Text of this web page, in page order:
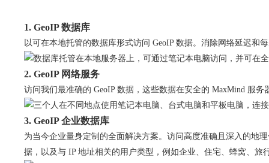
1. GeoIP 数据库
以可在本地托管的数据库形式访问 GeoIP 数据。消除网络延迟
2. GeoIP 网络服务
访问我们最准确的 GeoIP 数据，这些数据在安全的 MaxMind 服
3. GeoIP 企业数据库
为当今企业量身定制的全面解决方案。访问高度准确且深入的地
据，以及与 IP 地址相关的用户类型，例如企业、住宅、蜂窝、